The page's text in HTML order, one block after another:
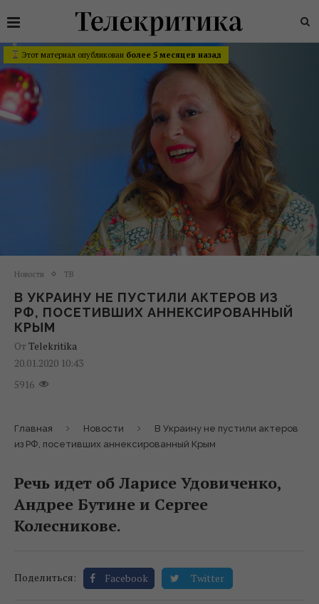
Этот материал опубликован более 5 месяцев назад
Новости ТВ
В УКРАИНУ НЕ ПУСТИЛИ АКТЕРОВ ИЗ
РФ, ПОСЕТИВШИХ АННЕКСИРОВАННЫЙ
КРЫМ
От Telekritika
20.01.2020 10:43
5916
Главная Новости
В Украину не пустили актеров
из РФ, посетивших аннексированный Крым
Речь идет об Ларисе Удовиченко,
Андрее Бутине и Сергее
Колесникове.
Поделиться: Facebook Twitter